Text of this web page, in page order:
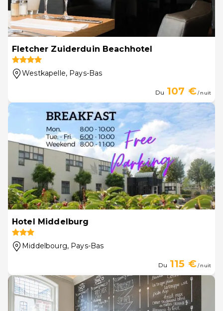
Fletcher Zuiderduin Beachhotel
Westkapelle, Pays-Bas
Du 107 €/ nuit
Hotel Middelburg
Middelbourg, Pays-Bas
Du 115 €/ nuit